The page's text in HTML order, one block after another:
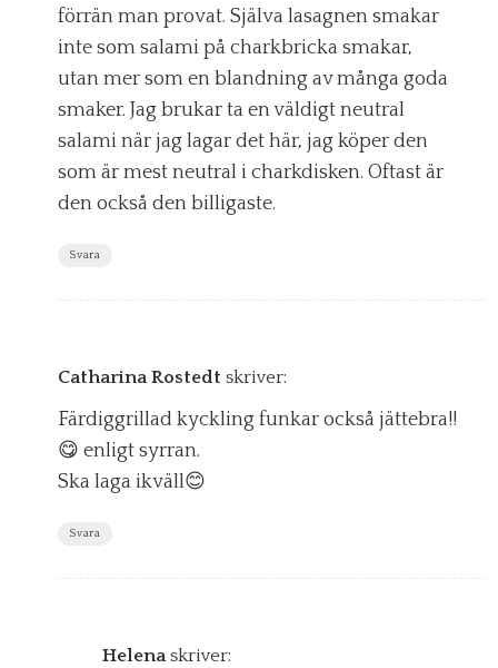
förrän man provat. Själva lasagnen smakar
inte som salami på charkbricka smakar,
utan mer som en blandning av många goda
smaker. Jag brukar ta en väldigt neutral
salami när jag lagar det här, jag köper den
som är mest neutral i charkdisken. Oftast är
den också den billigaste.
Svara
Catharina Rostedt skriver:
Färdiggrillad kyckling funkar också jättebra!!
😋 enligt syrran.
Ska laga ikväll😊
Svara
Helena skriver: